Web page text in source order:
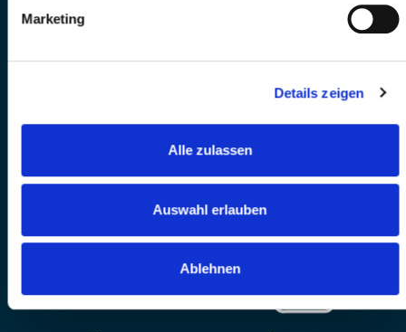
Marketing
Details zeigen
Alle zulassen
Auswahl erlauben
Ablehnen